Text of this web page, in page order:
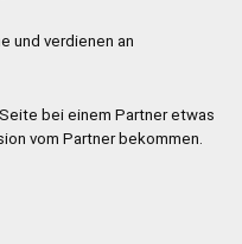
und verdienen an
bei einem Partner etwas
vom Partner bekommen.